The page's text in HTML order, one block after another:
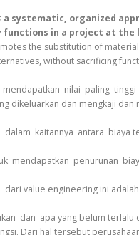
a systematic, organized
functions in a project at the
the substitution of
without sacrificing
nilai paling
dikeluarkan dan mengkaji dan
kaitannya antara biaya
mendapatkan penurunan
value engineering ini
dan apa yang belum terlalu
Dari hal tersebut